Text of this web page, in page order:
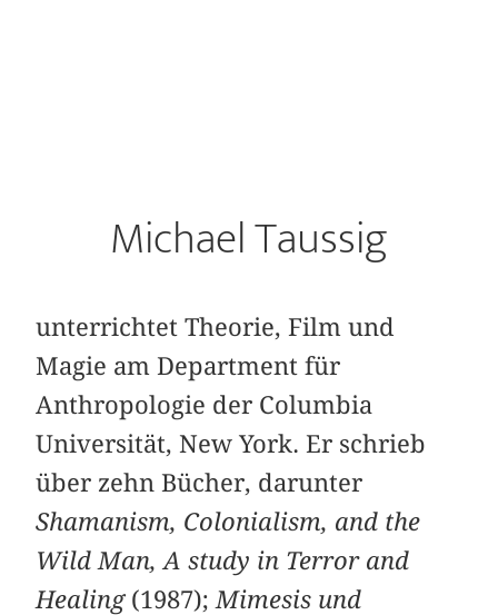
Michael Taussig
unterrichtet Theorie, Film und
Magie am Department für
Anthropologie der Columbia
Universität, New York. Er schrieb
über zehn Bücher, darunter
Shamanism, Colonialism, and the
Wild Man, A study in Terror and
Healing (1987); Mimesis und